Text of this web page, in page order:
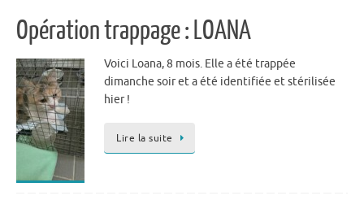
Opération trappage : LOANA
Voici Loana, 8 mois. Elle a été trappée
dimanche soir et a été identifiée et stérilisée
hier !
Lire la suite